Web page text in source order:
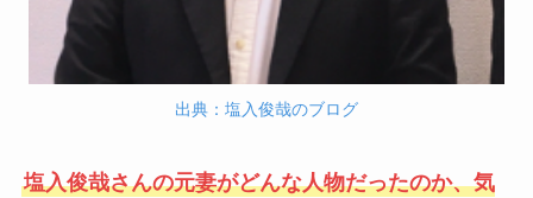
出典：塩入俊哉のブログ
塩入俊哉さんの元妻がどんな人物だったのか、気